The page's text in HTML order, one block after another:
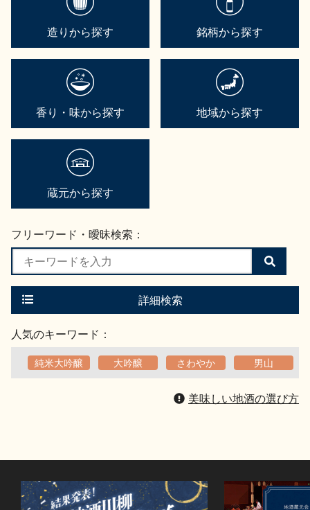
造りから探す 銘柄から探す
香り・味から探す 地域から探す
蔵元から探す
フリーワード・曖昧検索：
検
索
す
詳細検索
人気のキーワード：
純米大吟醸 大吟醸 さわやか 男山
美味しい地酒の選び方